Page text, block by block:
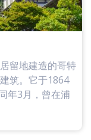
留地建造的哥特
筑。它于1864
年3月，曾在浦